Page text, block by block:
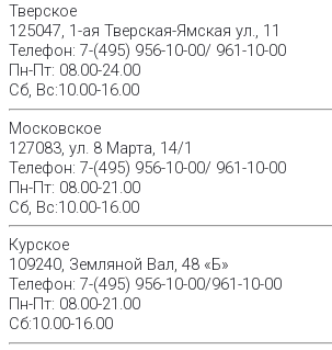
Тверское
125047, 1-ая Тверская-Ямская ул., 11
Телефон: 7-(495) 956-10-00/ 961-10-00
Пн-Пт: 08.00-24.00
Сб, Вс:10.00-16.00
Московское
127083, ул. 8 Марта, 14/1
Телефон: 7-(495) 956-10-00/ 961-10-00
Пн-Пт: 08.00-21.00
Сб, Вс:10.00-16.00
Курское
109240, Земляной Вал, 48 «Б»
Телефон: 7-(495) 956-10-00/961-10-00
Пн-Пт: 08.00-21.00
Сб:10.00-16.00